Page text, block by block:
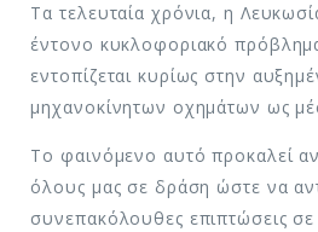
Τα τελευταία χρόνια, η
έντονο κυκλοφοριακό
εντοπίζεται κυρίως στην
μηχανοκίνητων οχημάτων ως
Το φαινόμενο αυτό προκαλεί
όλους μας σε δράση ώστε να
συνεπακόλουθες επιπτώσεις